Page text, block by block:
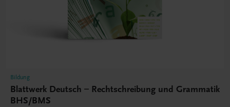
Bildung
Blattwerk Deutsch – Rechtschreibung und Grammatik
BHS/BMS